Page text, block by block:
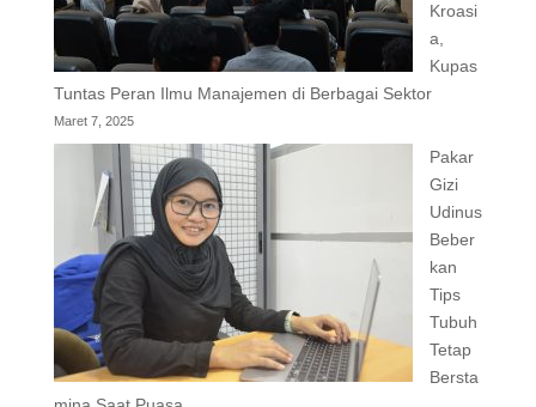
Kroasi
a,
Kupas
Tuntas Peran Ilmu Manajemen di Berbagai Sektor
Maret 7, 2025
Pakar
Gizi
Udinus
Beber
kan
Tips
Tubuh
Tetap
Bersta